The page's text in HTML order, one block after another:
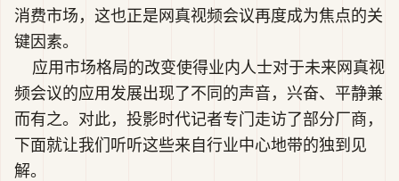
消费市场，这也正是网真视频会议再度成为焦点的关
键因素。
应用市场格局的改变使得业内人士对于未来网真视
频会议的应用发展出现了不同的声音，兴奋、平静兼
而有之。对此，投影时代记者专门走访了部分厂商，
下面就让我们听听这些来自行业中心地带的独到见
解。